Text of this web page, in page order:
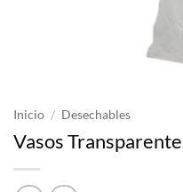
Inicio / Desechables
Vasos